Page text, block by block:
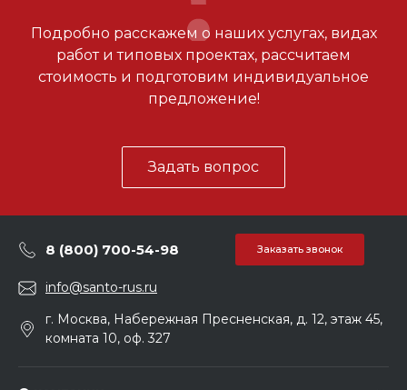
Подробно расскажем о наших услугах, видах
работ и типовых проектах, рассчитаем
стоимость и подготовим индивидуальное
предложение!
Задать вопрос
8 (800) 700-54-98 Заказать звонок
info@santo-rus.ru
г. Москва, Набережная Пресненская, д. 12, этаж 45,
комната 10, оф. 327